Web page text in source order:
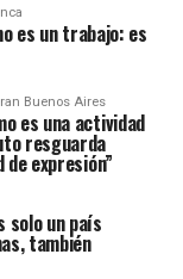
es un trabajo: es
Buenos Aires
es una actividad
resguarda
expresión”
solo un país
también